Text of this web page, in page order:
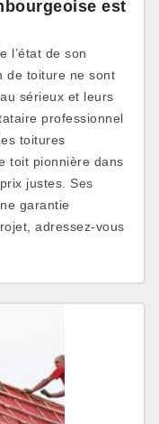
est
l’état de son
de toiture ne sont
sérieux et leurs
professionnel
toitures
toit pionnière dans
justes. Ses
garantie
adressez-vous